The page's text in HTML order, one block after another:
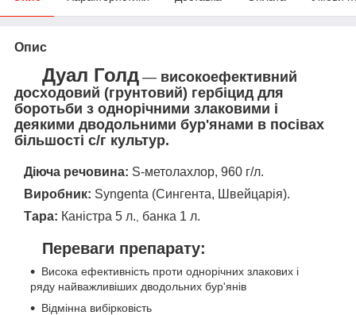
Опис
Дуал Голд — високоефективний
досходовий (грунтовий) гербіцид для
боротьби з однорічними злаковими і
деякими дводольними бур'янами в посівах
більшості с/г культур.
Діюча речовина: S-метолахлор, 960 г/л.
Виробник: Syngenta (Сингента, Швейцарія).
Тара: Каністра 5 л. банка 1 л.
Переваги препарату:
Висока ефективність проти однорічних злакових і
ряду найважливіших дводольних бур'янів
Відмінна вибірковість